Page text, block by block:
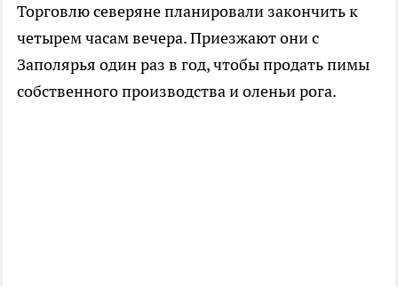
Торговлю северяне планировали закончить к
четырем часам вечера. Приезжают они с
Заполярья один раз в год, чтобы продать пимы
собственного производства и оленьи рога.